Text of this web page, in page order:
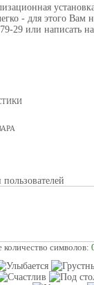
- для этого
29 или написать
символов: